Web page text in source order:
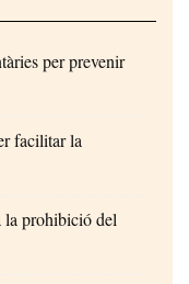
per prevenir
facilitar la
la prohibició del